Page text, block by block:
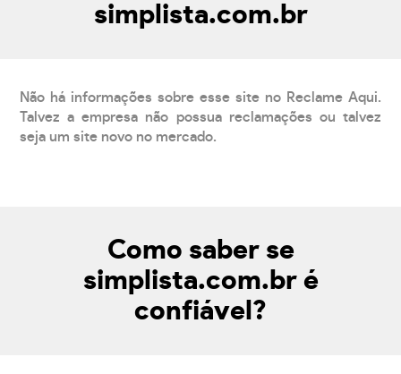
simplista.com.br
Não há informações sobre esse site no Reclame Aqui.
Talvez a empresa não possua reclamações ou talvez
seja um site novo no mercado.
Como saber se
simplista.com.br é
confiável?